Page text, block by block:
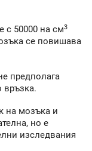
с 50000 на см3
се повишава
предполага
връзка.
на мозъка и
но е
изследвания